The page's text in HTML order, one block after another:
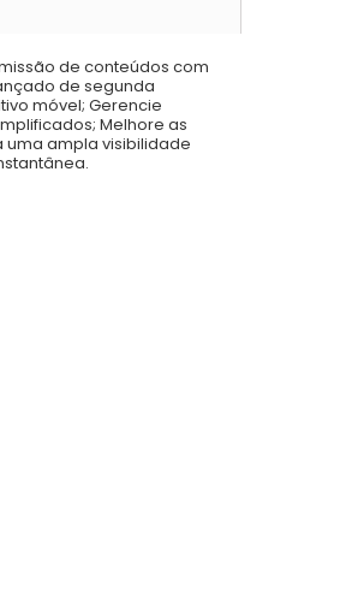
de conteúdos com
de segunda
móvel; Gerencie
Melhore as
ampla visibilidade